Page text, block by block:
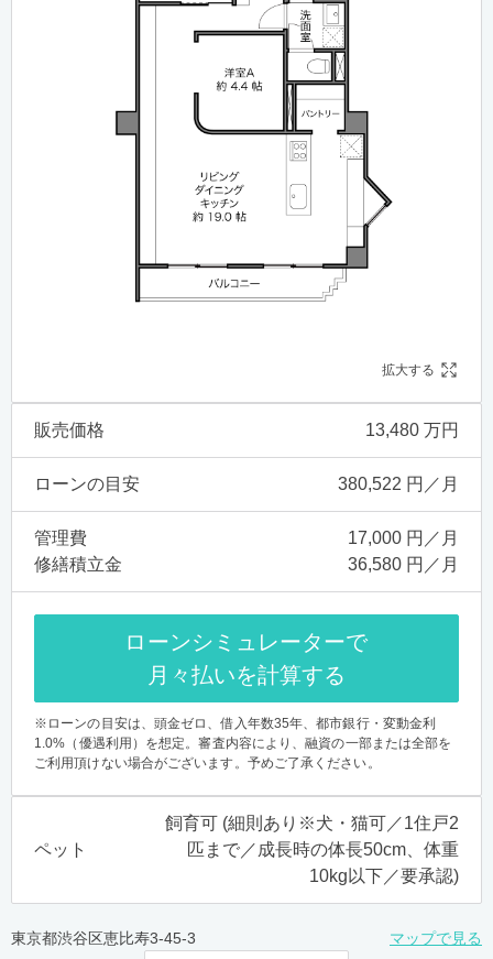
拡大する
販売価格 13,480 万円
ローンの目安 380,522 円／月
管理費
17,000 円／月
修繕積立金
36,580 円／月
ローンシミュレーターで
月々払いを計算する
※ローンの目安は、頭金ゼロ、借入年数35年、都市銀行・変動金利
1.0%（優遇利用）を想定。審査内容により、融資の一部または全部を
ご利用頂けない場合がございます。予めご了承ください。
ペット
飼育可 (細則あり※犬・猫可／1住戸2
匹まで／成長時の体長50cm、体重
10kg以下／要承認)
東京都渋谷区恵比寿3-45-3 マップで見る